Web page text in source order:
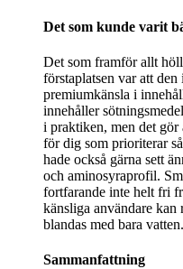
Det som kunde varit
Det som framför allt
förstaplatsen var att
premiumkänsla i
innehåller
i praktiken, men det gör
för dig som prioriterar
hade också gärna sett
och aminosyraprofil.
fortfarande inte helt fri
känsliga användare kan
blandas med bara vatten.
Sammanfattning